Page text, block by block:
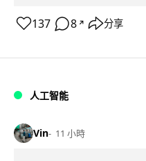
137 8 ↗ 分享
人工智能
Vin 11 小時